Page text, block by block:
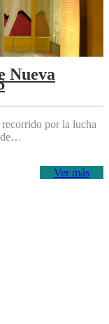
Nueva
por la lucha
de…
Ver más